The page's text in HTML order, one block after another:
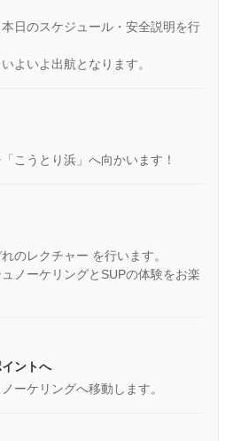
日のスケジュール・安全説明を行
よいよ出航となります。
こうとり浜」へ向かいます！
のレクチャー を行います。
ノーケリングとSUPの体験をお楽
ントへ
ーケリングへ移動します。